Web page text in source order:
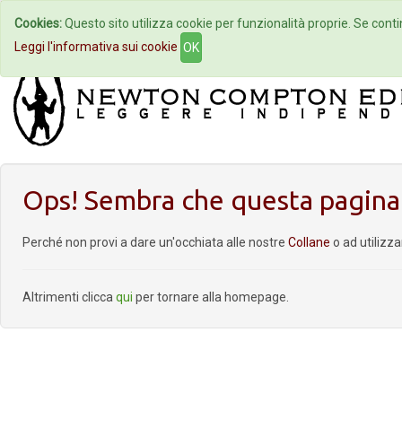
Home Autori Eventi
Ops! Sembra che questa
Perché non provi a dare un'occhiata alle nostre Collane o ad
Altrimenti clicca qui per tornare alla homepage.
Cookies:Questo sito utilizza cookie per funzionalità proprie. Se
Leggi l'informativa sui cookie OK